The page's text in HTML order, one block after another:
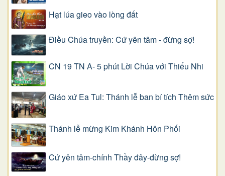
Hạt lúa gieo vào lòng đất
Điều Chúa truyền: Cứ yên tâm - đừng sợ!
CN 19 TN A- 5 phút Lời Chúa với Thiếu Nhi
Giáo xứ Ea Tul: Thánh lễ ban bí tích Thêm sức
Thánh lễ mừng Kim Khánh Hôn Phối
Cứ yên tâm-chính Thầy đây-đừng sợ!